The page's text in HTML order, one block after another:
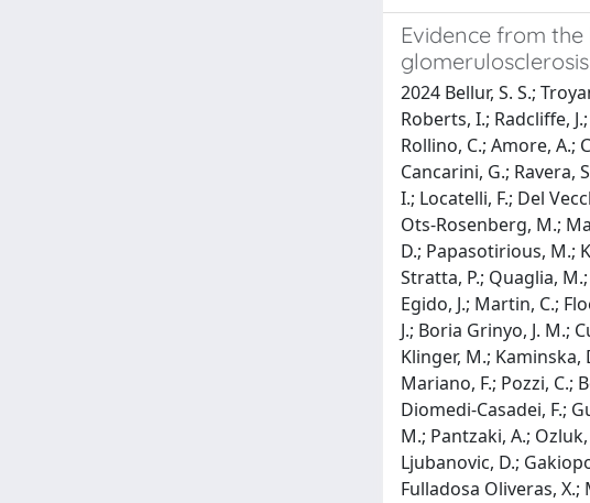
Evidence from
2024 Bellur, S. S.;
Roberts, I.; Radcliffe,
Rollino, C.; Amore, A.;
Cancarini, G.; Ravera,
I.; Locatelli, F.; Del
Ots-Rosenberg, M.;
D.; Papasotirious, M.;
Stratta, P.; Quaglia,
Egido, J.; Martin, C.;
J.; Boria Grinyo, J. M.;
Klinger, M.;
Mariano, F.; Pozzi, C.;
Diomedi-Casadei, F.;
M.; Pantzaki, A.;
Ljubanovic, D.;
Fulladosa Oliveras, X.;